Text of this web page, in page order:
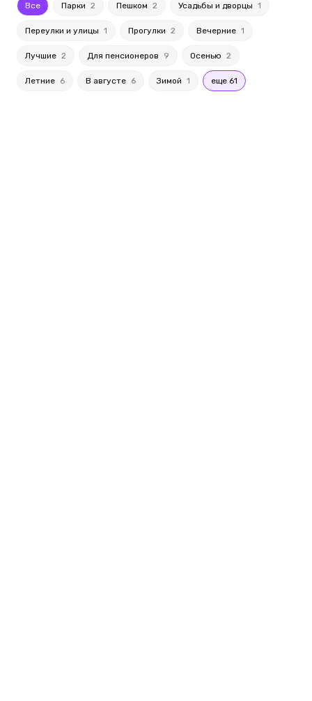
Все Парки 2 Пешком 2 Усадьбы и дворцы 1
Переулки и улицы 1 Прогулки 2 Вечерние 1
Лучшие 2 Для пенсионеров 9 Осенью 2
Летние 6 В августе 6 Зимой 1 еще 61